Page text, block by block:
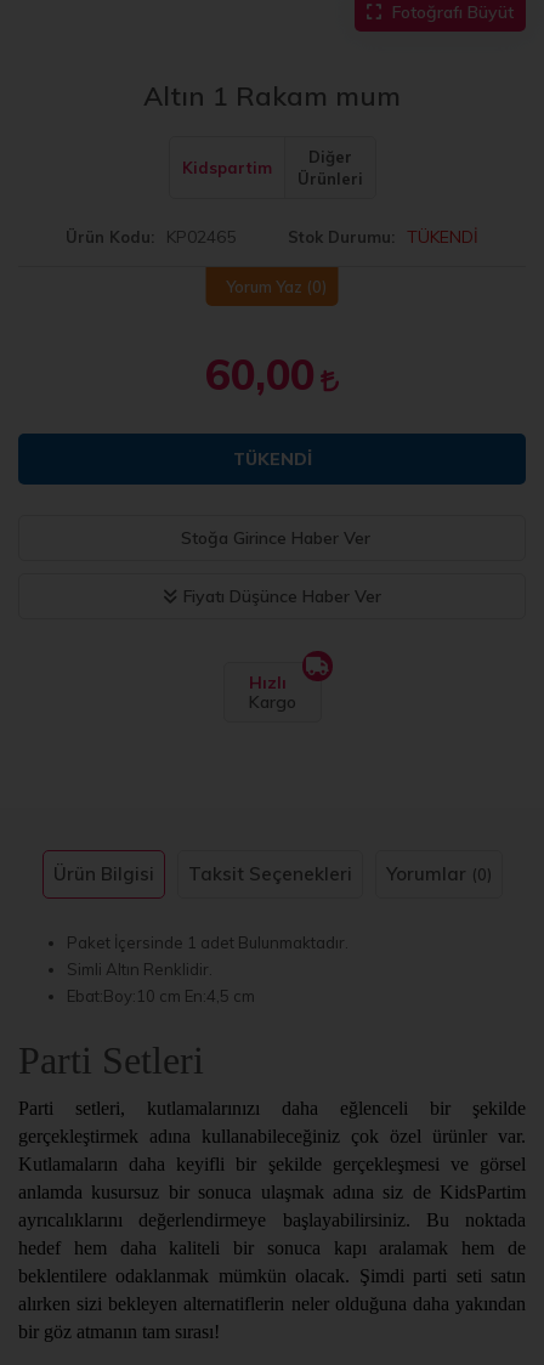
Fotoğrafı Büyüt
Altın 1 Rakam mum
Kidspartim
Diğer
Ürünleri
Ürün Kodu KP02465 Stok Durumu TÜKENDİ
Yorum Yaz (0)
60,00
TÜKENDI
Stoğa Girince Haber Ver
Fiyatı Düşünce Haber Ver
Hızlı
Kargo
Ürün Bilgisi Taksit Seçenekleri Yorumlar (0)
Paket İçersinde 1 adet Bulunmaktadır.
Simli Altın Renklidir.
Ebat:Boy:10 cm En:4,5 cm
Parti Setleri
Parti setleri, kutlamalarınızı daha eğlenceli bir şekilde
gerçekleştirmek adına kullanabileceğiniz çok özel ürünler var.
Kutlamaların daha keyifli bir şekilde gerçekleşmesi ve görsel
anlamda kusursuz bir sonuca ulaşmak adına siz de KidsPartim
ayrıcalıklarını değerlendirmeye başlayabilirsiniz. Bu noktada
hedef hem daha kaliteli bir sonuca kapı aralamak hem de
beklentilere odaklanmak mümkün olacak. Şimdi parti seti satın
alırken sizi bekleyen alternatiflerin neler olduğuna daha yakından
bir göz atmanın tam sırası!